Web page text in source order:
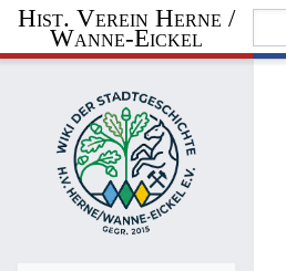
Hist. Verein Herne /
Wanne-Eickel